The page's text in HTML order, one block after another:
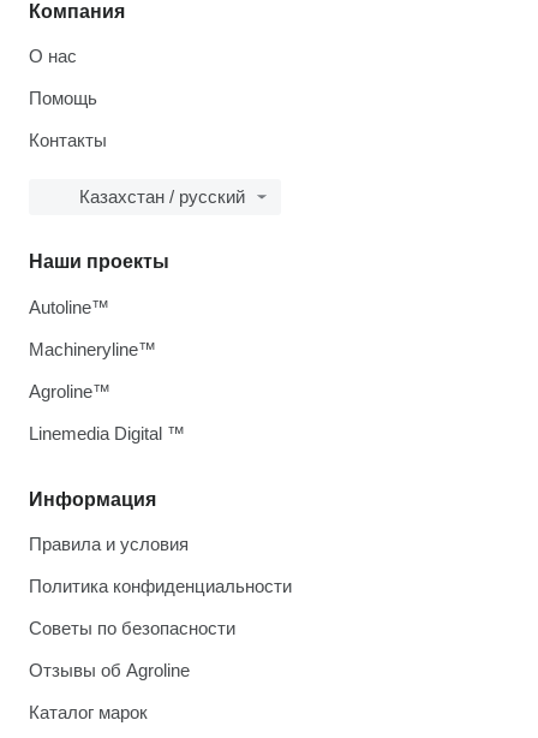
Компания
О нас
Помощь
Контакты
Казахстан / русский
Информация
Правила и условия
Политика конфиденциальности
Советы по безопасности
Отзывы об Agroline
Каталог марок
Наши проекты
Autoline™
Machineryline™
Agroline™
Linemedia Digital ™